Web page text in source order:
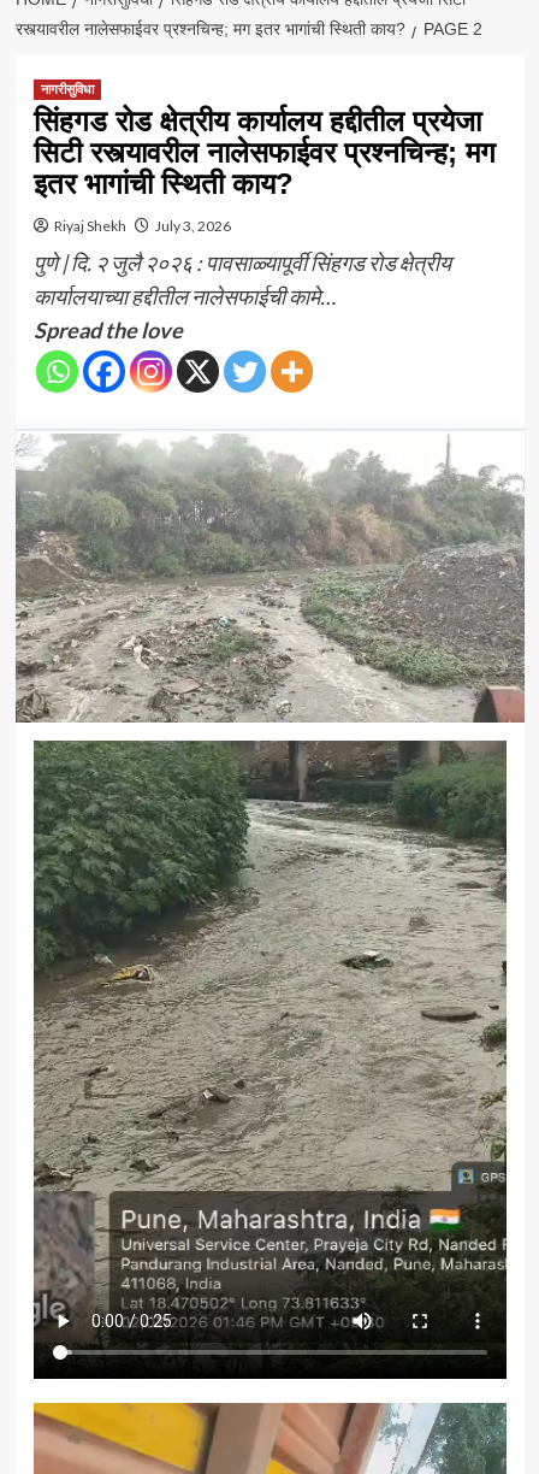
रस्त्यावरील नालेसफाईवर प्रश्नचिन्ह; मग इतर भागांची स्थिती काय?
PAGE 2
नागरीसुविधा
सिंहगड रोड क्षेत्रीय कार्यालय हद्दीतील प्रयेजा
सिटी रस्त्यावरील नालेसफाईवर प्रश्नचिन्ह; मग
इतर भागांची स्थिती काय?
Riyaj Shekh July 3, 2026
पुणे | दि. २ जुलै २०२६ : पावसाळ्यापूर्वी सिंहगड रोड क्षेत्रीय
कार्यालयाच्या हद्दीतील नालेसफाईची कामे…
Spread the love